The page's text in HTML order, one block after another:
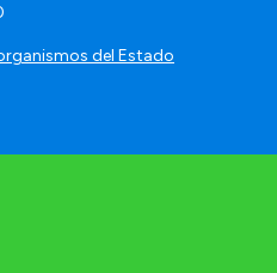
del Estado